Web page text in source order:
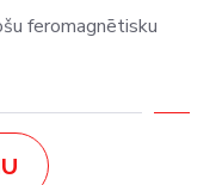
feromagnētisku